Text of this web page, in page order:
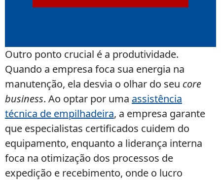
Outro ponto crucial é a produtividade.
Quando a empresa foca sua energia na
manutenção, ela desvia o olhar do seu core
business. Ao optar por uma assistência
técnica de empilhadeira, a empresa garante
que especialistas certificados cuidem do
equipamento, enquanto a liderança interna
foca na otimização dos processos de
expedição e recebimento, onde o lucro